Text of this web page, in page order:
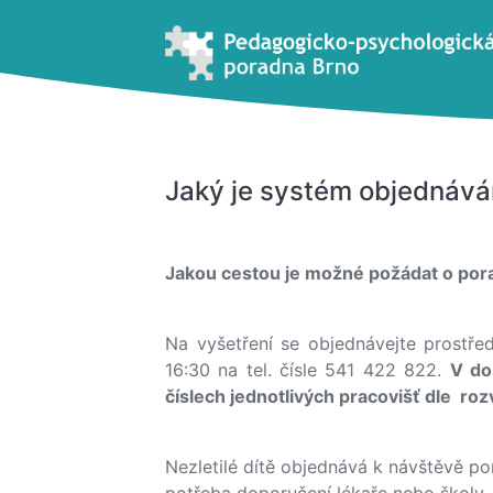
Jaký je systém
Jakou cestou je možné požádat o
Na vyšetření se objednávejte
16:30 na tel. čísle 541 422 822. V
číslech jednotlivých pracovišť dle
Nezletilé dítě objednává k návštěvě